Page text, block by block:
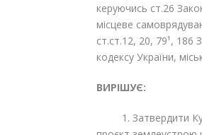
керуючись ст.26
місцеве
ст.ст.12, 20, 79¹, 186
кодексу України,
ВИРІШУЄ:
1. Затвердити